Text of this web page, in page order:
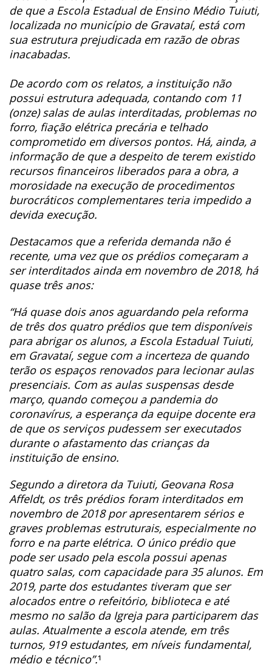
de que a Escola Estadual de Ensino Médio Tuiuti,
localizada no município de Gravataí, está com
sua estrutura prejudicada em razão de obras
inacabadas.
De acordo com os relatos, a instituição não
possui estrutura adequada, contando com 11
(onze) salas de aulas interditadas, problemas no
forro, fiação elétrica precária e telhado
comprometido em diversos pontos. Há, ainda, a
informação de que a despeito de terem existido
recursos financeiros liberados para a obra, a
morosidade na execução de procedimentos
burocráticos complementares teria impedido a
devida execução.
Destacamos que a referida demanda não é
recente, uma vez que os prédios começaram a
ser interditados ainda em novembro de 2018, há
quase três anos:
“Há quase dois anos aguardando pela reforma
de três dos quatro prédios que tem disponíveis
para abrigar os alunos, a Escola Estadual Tuiuti,
em Gravataí, segue com a incerteza de quando
terão os espaços renovados para lecionar aulas
presenciais. Com as aulas suspensas desde
março, quando começou a pandemia do
coronavírus, a esperança da equipe docente era
de que os serviços pudessem ser executados
durante o afastamento das crianças da
instituição de ensino.
Segundo a diretora da Tuiuti, Geovana Rosa
Affeldt, os três prédios foram interditados em
novembro de 2018 por apresentarem sérios e
graves problemas estruturais, especialmente no
forro e na parte elétrica. O único prédio que
pode ser usado pela escola possui apenas
quatro salas, com capacidade para 35 alunos. Em
2019, parte dos estudantes tiveram que ser
alocados entre o refeitório, biblioteca e até
mesmo no salão da Igreja para participarem das
aulas. Atualmente a escola atende, em três
turnos, 919 estudantes, em níveis fundamental,
médio e técnico”.¹